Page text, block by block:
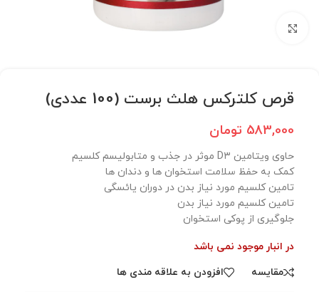
برای بزرگنمایی کلیک کنید
قرص کلترکس هلث برست (100 عددی)
583,000 تومان
حاوی ویتامین D۳ موثر در جذب و متابولیسم کلسیم
کمک به حفظ سلامت استخوان ها و دندان ها
تامین کلسیم مورد نیاز بدن در دوران یائسگی
تامین کلسیم مورد نیاز بدن
جلوگیری از پوکی استخوان
در انبار موجود نمی باشد
مقایسه
افزودن به علاقه مندی ها